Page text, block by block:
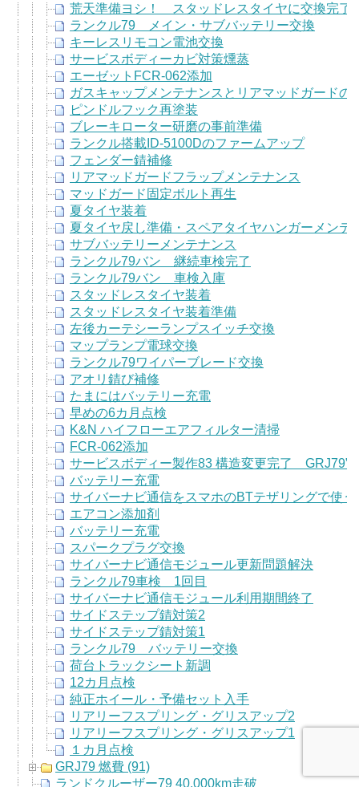
荒天準備ヨシ！ スタッドレスタイヤに交換完了
ランクル79 メイン・サブバッテリー交換
キーレスリモコン電池交換
サービスボディーカビ対策燻蒸
エーゼットFCR-062添加
ガスキャップメンテナンスとリアマッドガードの
ピンドルフック再塗装
ブレーキローター研磨の事前準備
ランクル搭載ID-5100Dのファームアップ
フェンダー錆補修
リアマッドガードフラップメンテナンス
マッドガード固定ボルト再生
夏タイヤ装着
夏タイヤ戻し準備・スペアタイヤハンガーメンテ
サブバッテリーメンテナンス
ランクル79バン 継続車検完了
ランクル79バン 車検入庫
スタッドレスタイヤ装着
スタッドレスタイヤ装着準備
左後カーテシーランプスイッチ交換
マップランプ電球交換
ランクル79ワイパーブレード交換
アオリ錆び補修
たまにはバッテリー充電
早めの6カ月点検
K&N ハイフローエアフィルター清掃
FCR-062添加
サービスボディー製作83 構造変更完了 GRJ79”
バッテリー充電
サイバーナビ通信をスマホのBTテザリングで使う
エアコン添加剤
バッテリー充電
スパークプラグ交換
サイバーナビ通信モジュール更新問題解決
ランクル79車検 1回目
サイバーナビ通信モジュール利用期間終了
サイドステップ錆対策2
サイドステップ錆対策1
ランクル79 バッテリー交換
荷台トラックシート新調
12カ月点検
純正ホイール・予備セット入手
リアリーフスプリング・グリスアップ2
リアリーフスプリング・グリスアップ1
１カ月点検
GRJ79 燃費 (91)
ランドクルーザー79 40,000km走破